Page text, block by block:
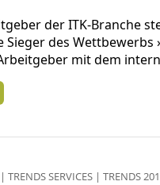
der ITK-Branche
Sieger des
mit dem
| TRENDS SERVICES | TRENDS